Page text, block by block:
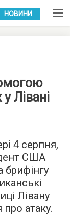
УКР РУС
НОВИНИ
Лівані
4 серпня,
США
Лівану
атаку.